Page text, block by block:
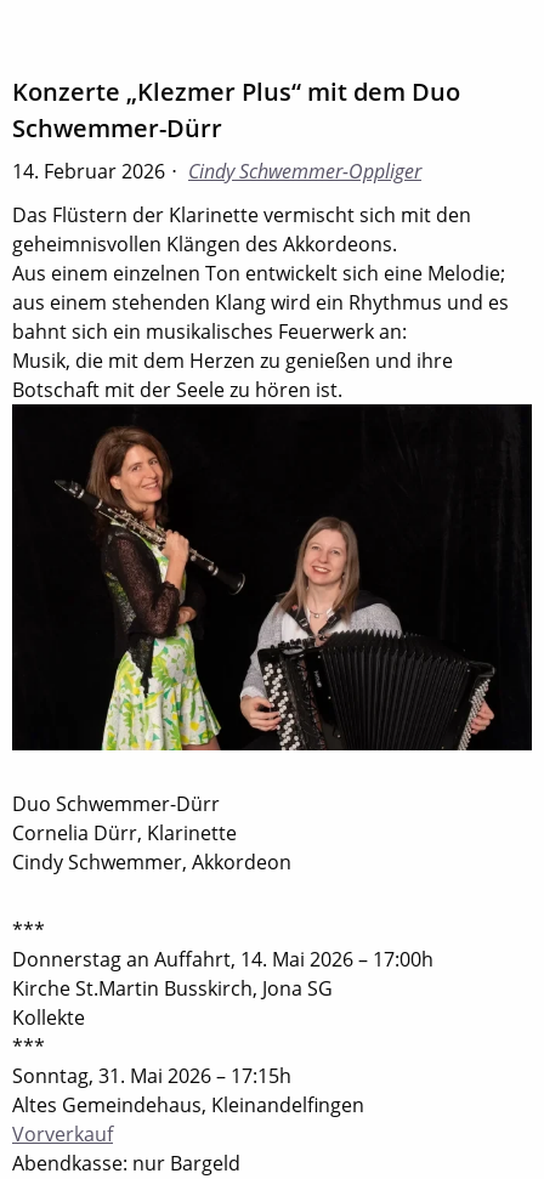
Konzerte „Klezmer Plus“ mit dem Duo
Schwemmer-Dürr
14. Februar 2026
Cindy Schwemmer-Oppliger
Das Flüstern der Klarinette vermischt sich mit den
geheimnisvollen Klängen des Akkordeons.
Aus einem einzelnen Ton entwickelt sich eine Melodie;
aus einem stehenden Klang wird ein Rhythmus und es
bahnt sich ein musikalisches Feuerwerk an:
Musik, die mit dem Herzen zu genießen und ihre
Botschaft mit der Seele zu hören ist.
Duo Schwemmer-Dürr
Cornelia Dürr, Klarinette
Cindy Schwemmer, Akkordeon
***
Donnerstag an Auffahrt, 14. Mai 2026 – 17:00h
Kirche St.Martin Busskirch, Jona SG
Kollekte
***
Sonntag, 31. Mai 2026 – 17:15h
Altes Gemeindehaus, Kleinandelfingen
Vorverkauf
Abendkasse: nur Bargeld